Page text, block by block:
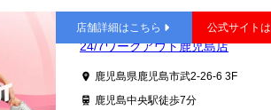
鹿児島中央
24/7ワークアウト鹿児島店
鹿児島県鹿児島市武2-26-6 3F
鹿児島中央駅徒歩7分
店舗詳細はこちら 公式サイト